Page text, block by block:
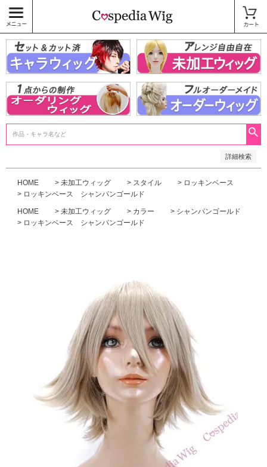
詳細検索
〜
商品タグ
キャラウィッグ
未加工ウィッグ
ベースウィッグ
衣装
SALE中
HOME 未加工ウィッグ スタイル
ロッキンベース
ロッキンベース シャンパンゴールド
HOME 未加工ウィッグ カラー
シャンパンゴールド
ロッキンベース シャンパンゴールド